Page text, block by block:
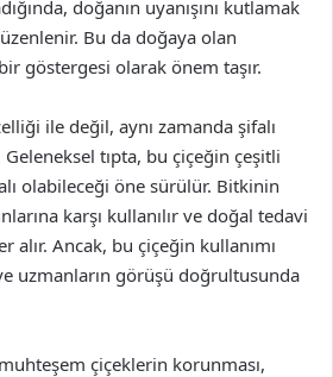
doğanın uyanışını kutlamak
Bu da doğaya olan
göstergesi olarak önem taşır.
ile değil, aynı zamanda şifalı
tıpta, bu çiçeğin çeşitli
olabileceği öne sürülür. Bitkinin
karşı kullanılır ve doğal tedavi
alır. Ancak, bu çiçeğin kullanımı
uzmanların görüşü doğrultusunda
çiçeklerin korunması,